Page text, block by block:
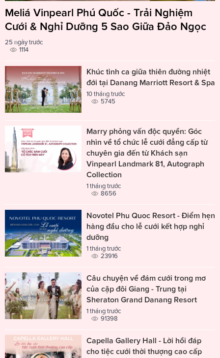
Meliá Vinpearl Phú Quốc - Trải Nghiệm
Cưới & Nghỉ Dưỡng 5 Sao Giữa Đảo Ngọc
25 ngày trước
1114
Khúc tình ca giữa thiên đường nhiệt
đới tại Danang Marriott Resort & Spa
10 tháng trước
5745
Marry phỏng vấn độc quyền: Góc
nhìn về tổ chức lễ cưới đẳng cấp từ
chuyên gia đến từ Khách sạn
Vinpearl Landmark 81, Autograph
Collection
1 tháng trước
8656
Novotel Phu Quoc Resort - Điểm hẹn
hàng đầu cho lễ cưới kết hợp nghỉ
dưỡng
1 tháng trước
23916
Câu chuyện về đám cưới trong mơ
của cặp đôi Giang - Trung tại
Sheraton Grand Danang Resort
1 tháng trước
91398
Capella Gallery Hall - Lời hồi đáp
cho tiệc cưới thời thượng cao cấp